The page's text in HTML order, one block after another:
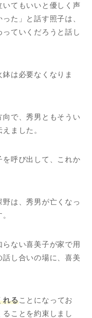
いてもいいと優しく声
た」と話す照子は、
ていくだろうと話し
は必要なくなりま
で、秀男ともそうい
ました。
呼び出して、これか
は、秀男が亡くなっ
ない喜美子が家で用
し合いの場に、喜美
れることになってお
ことを約束しまし